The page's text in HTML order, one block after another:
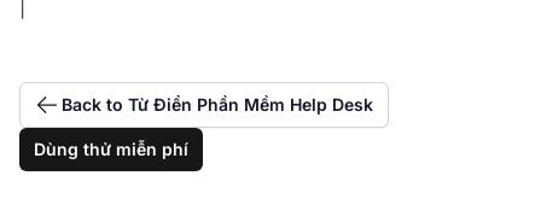
Back to Từ Điển Phần Mềm Help Desk
Dùng thử miễn phí